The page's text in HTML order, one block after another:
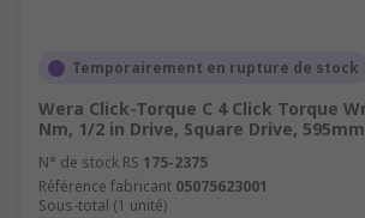
Temporairement en rupture de stock
Wera Click-Torque C 4 Click Torque
Nm, 1/2 in Drive, Square Drive,
N° de stock RS 175-2375
Référence fabricant 05075623001
Sous-total (1 unité)